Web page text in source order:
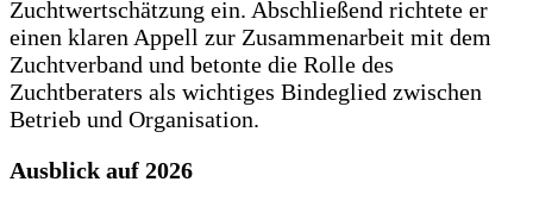
Zuchtwertschätzung ein. Abschließend richtete er
einen klaren Appell zur Zusammenarbeit mit dem
Zuchtverband und betonte die Rolle des
Zuchtberaters als wichtiges Bindeglied zwischen
Betrieb und Organisation.
Ausblick auf 2026